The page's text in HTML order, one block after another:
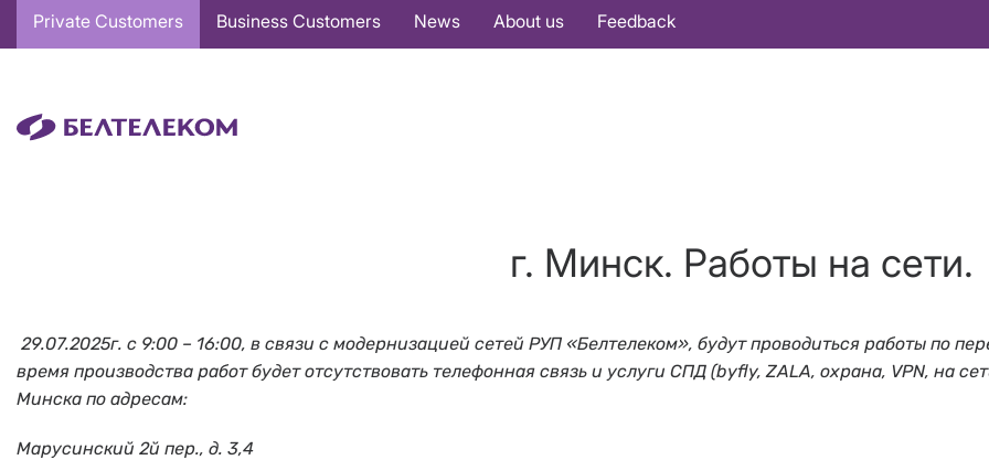
Основная
навигация
Private Customers Business Customers News About us Feedback
г. Минск. Работы на сети.
29.07.2025г. с 9:00 – 16:00, в связи с модернизацией сетей РУП «Белтелеком», будут проводиться работы по
время производства работ будет отсутствовать телефонная связь и услуги СПД (byfly, ZALA, охрана, VPN, на
Минска по адресам:
Марусинский 2й пер., д. 3,4